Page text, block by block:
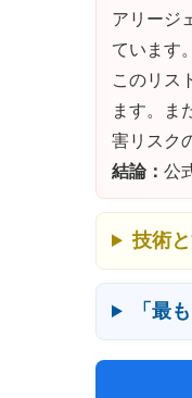
アリージ
ています。
このリス
ます。ま
害リスク
結論： 公
技術
「最